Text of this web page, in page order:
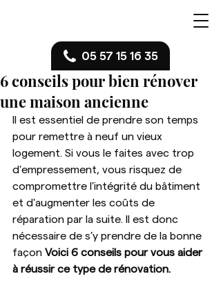
05 57 15 16 35
6 conseils pour bien rénover
une maison ancienne
Il est essentiel de prendre son temps
pour remettre à neuf un vieux
logement. Si vous le faites avec trop
d'empressement, vous risquez de
compromettre l'intégrité du bâtiment
et d'augmenter les coûts de
réparation par la suite. Il est donc
nécessaire de s’y prendre de la bonne
façon Voici 6 conseils pour vous aider
à réussir ce type de rénovation.